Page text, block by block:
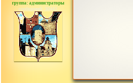
группа: администраторы
сообщений: 30442